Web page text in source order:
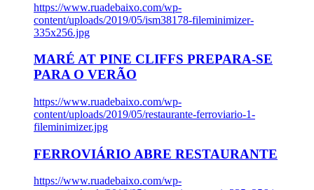
https://www.ruadebaixo.com/wp-
content/uploads/2019/05/ism38178-fileminimizer-
335x256.jpg
MARÉ AT PINE CLIFFS PREPARA-SE
PARA O VERÃO
https://www.ruadebaixo.com/wp-
content/uploads/2019/05/restaurante-ferroviario-1-
fileminimizer.jpg
FERROVIÁRIO ABRE RESTAURANTE
https://www.ruadebaixo.com/wp-